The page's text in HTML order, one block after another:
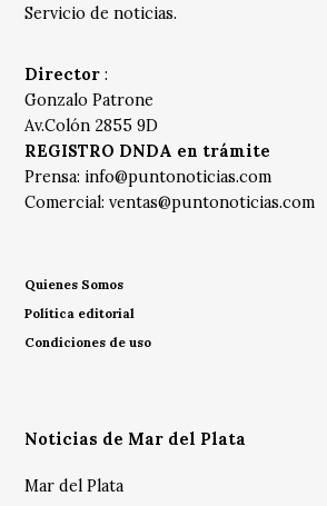
Servicio de noticias.
Director :
Gonzalo Patrone
Av.Colón 2855 9D
REGISTRO DNDA en trámite
Prensa: info@puntonoticias.com
Comercial:ventas@puntonoticias.com
Quienes Somos
Política editorial
Condiciones de uso
Noticias de Mar del Plata
Mar del Plata